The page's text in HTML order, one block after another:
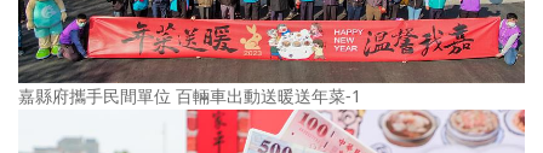
嘉縣府攜手民間單位 百輛車出動送暖送年菜-1